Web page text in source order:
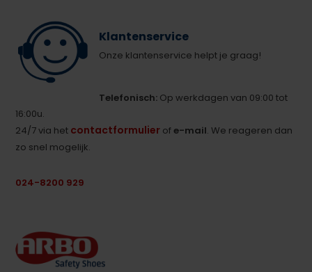
Klantenservice
Onze klantenservice helpt je graag!
Telefonisch: Op werkdagen van 09:00 tot
16:00u.
24/7 via het contactformulier ofe-mail. We reageren dan
zo snel mogelijk.
024-8200 929